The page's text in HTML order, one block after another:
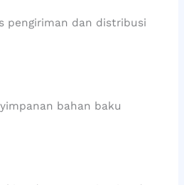
pengiriman dan distribusi
bahan baku